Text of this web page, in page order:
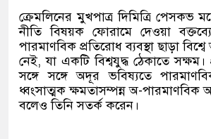
ক্রেমলিনের মুখপাত্র দিমিত্রি পেসকভ
নীতি বিষয়ক ফোরামে দেওয়া
পারমাণবিক প্রতিরোধ ব্যবস্থা ছাড়া
নেই, যা একটি বিশ্বযুদ্ধ ঠেকাতে সক্ষম।
সঙ্গে সঙ্গে অদূর ভবিষ্যতে
ধ্বংসাত্মক ক্ষমতাসম্পন্ন অ-পারমাণবিক
বলেও তিনি সতর্ক করেন।